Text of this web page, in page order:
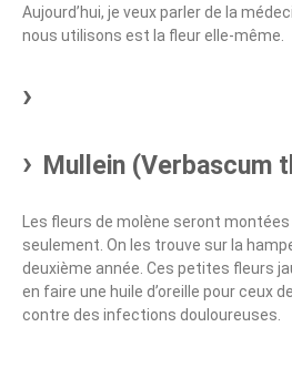
Aujourd’hui, je veux parler de la
nous utilisons est la fleur elle-même.
Mullein (Verbascum
Les fleurs de molène seront
seulement. On les trouve sur la
deuxième année. Ces petites fleurs
en faire une huile d’oreille pour ceux
contre des infections douloureuses.